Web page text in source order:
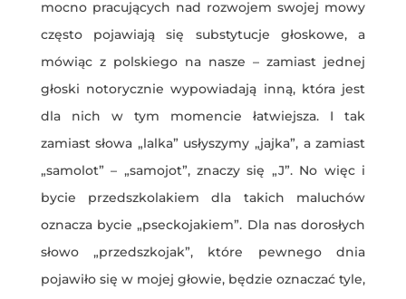
mocno pracujących nad rozwojem swojej mowy
często pojawiają się substytucje głoskowe, a
mówiąc z polskiego na nasze – zamiast jednej
głoski notorycznie wypowiadają inną, która jest
dla nich w tym momencie łatwiejsza. I tak
zamiast słowa „lalka” usłyszymy „jajka”, a zamiast
„samolot” – „samojot”, znaczy się „J”. No więc i
bycie przedszkolakiem dla takich maluchów
oznacza bycie „pseckojakiem”. Dla nas dorosłych
słowo „przedszkojak”, które pewnego dnia
pojawiło się w mojej głowie, będzie oznaczać tyle,